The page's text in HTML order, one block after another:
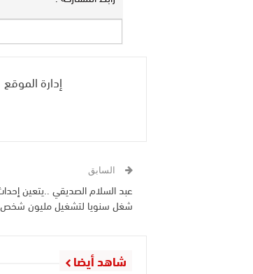
إدارة الموقع
السابق
شغل سنويا لتشغيل مليون شخص
شاهد أيضا